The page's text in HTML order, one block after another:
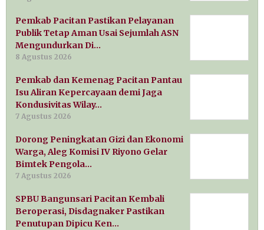
Pemkab Pacitan Pastikan Pelayanan
Publik Tetap Aman Usai Sejumlah ASN
Mengundurkan Di…
8 Agustus 2026
Pemkab dan Kemenag Pacitan Pantau
Isu Aliran Kepercayaan demi Jaga
Kondusivitas Wilay…
7 Agustus 2026
Dorong Peningkatan Gizi dan Ekonomi
Warga, Aleg Komisi IV Riyono Gelar
Bimtek Pengola…
7 Agustus 2026
SPBU Bangunsari Pacitan Kembali
Beroperasi, Disdagnaker Pastikan
Penutupan Dipicu Ken…